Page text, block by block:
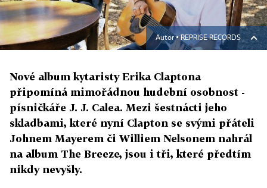
Autor ▪REPRISE RECORDS
Nové album kytaristy Erika Claptona
připomíná mimořádnou hudební osobnost -
písničkáře J. J. Calea. Mezi šestnácti jeho
skladbami, které nyní Clapton se svými přáteli
Johnem Mayerem či Williem Nelsonem nahrál
na album The Breeze, jsou i tři, které předtím
nikdy nevyšly.